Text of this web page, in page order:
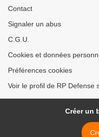
Contact
Signaler un abus
C.G.U.
Cookies et données
Préférences cookies
Voir le profil de RP Defense
Créer un